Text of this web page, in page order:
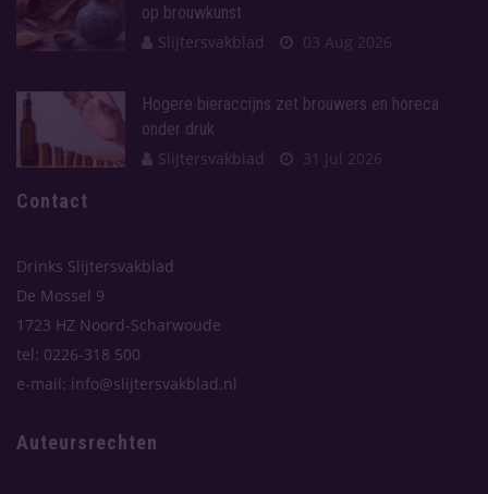
op brouwkunst
Slijtersvakblad
03 Aug 2026
Hogere bieraccijns zet brouwers en horeca
onder druk
Slijtersvakblad
31 Jul 2026
Contact
Drinks Slijtersvakblad
De Mossel 9
1723 HZ Noord-Scharwoude
tel: 0226-318 500
e-mail: info@slijtersvakblad.nl
Auteursrechten